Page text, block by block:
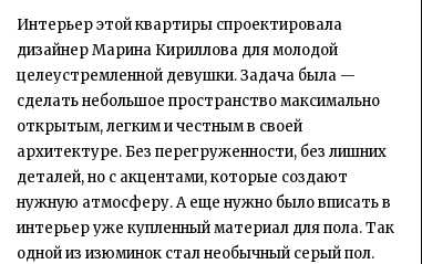
Интерьер этой квартиры спроектировала
дизайнер Марина Кириллова для молодой
целеустремленной девушки. Задача была —
сделать небольшое пространство максимально
открытым, легким и честным в своей
архитектуре. Без перегруженности, без лишних
деталей, но с акцентами, которые создают
нужную атмосферу. А еще нужно было вписать в
интерьер уже купленный материал для пола. Так
одной из изюминок стал необычный серый пол.